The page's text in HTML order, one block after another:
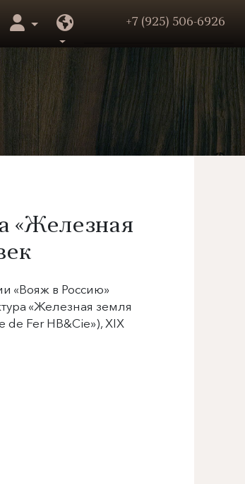
+7 (925) 506-6926
«Железная
«Вояж в Россию»
«Железная земля
Fer HB&Cie»), XIX